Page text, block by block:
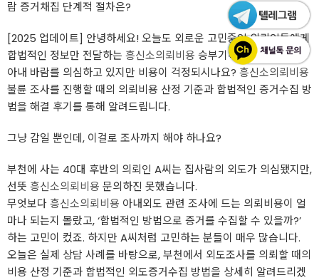
람 증거채집 단계적 절차은?
[2025 업데이트] 안녕하세요! 오늘도 외로운 고민중인 의뢰인들에게
합법적인 정보만 전달하는 흥신소의뢰비용 승부기획 입니다.
아내 바람를 의심하고 있지만 비용이 걱정되시나요? 흥신소의뢰비용
불륜 조사를 진행할 때의 의뢰비용 산정 기준과 합법적인 증거수집 방
법을 해결 후기를 통해 알려드립니다.
그냥 감일 뿐인데, 이걸로 조사까지 해야 하나요?
부천에 사는 40대 후반의 의뢰인 A씨는 집사람의 외도가 의심됐지만,
선뜻 흥신소의뢰비용 문의하진 못했습니다.
무엇보다흥신소의뢰비용 아내외도 관련 조사에 드는 의뢰비용이 얼
마나 되는지 몰랐고, ‘합법적인 방법으로 증거를 수집할 수 있을까?’
하는 고민이 컸죠. 하지만 A씨처럼 고민하는 분들이 매우 많습니다.
오늘은 실제 상담 사례를 바탕으로, 부천에서 외도조사를 의뢰할 때의
비용 산정 기준과 합법적인 외도증거수집 방법을 상세히 알려드리겠